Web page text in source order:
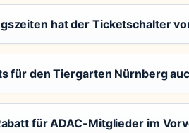
hat der Ticketschalter
für den Tiergarten Nürnberg
für ADAC-Mitglieder im